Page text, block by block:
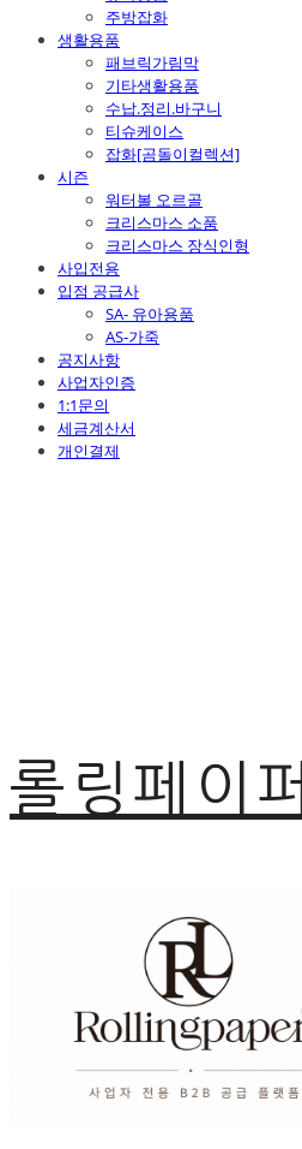
주방잡화
생활용품
패브릭가림막
기타생활용품
수납.정리.바구니
티슈케이스
잡화[곰돌이컬렉션]
시즌
워터볼 오르골
크리스마스 소품
크리스마스 장식인형
사입전용
입점 공급사
SA- 유아용품
AS-가죽
공지사항
사업자인증
1:1문의
세금계산서
개인결제
롤링페이퍼